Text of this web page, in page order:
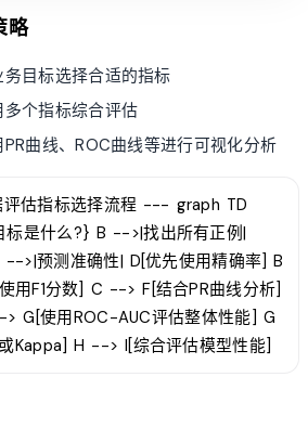
略
务目标选择合适的指标
多个指标综合评估
PR曲线、ROC曲线等进行可视化分析
估指标选择流程 --- graph TD
是什么?} B -->|找出所有正例|
>|预测准确性| D[优先使用精确率] B
用F1分数] C --> F[结合PR曲线分析]
G[使用ROC-AUC评估整体性能] G
Kappa] H --> I[综合评估模型性能]